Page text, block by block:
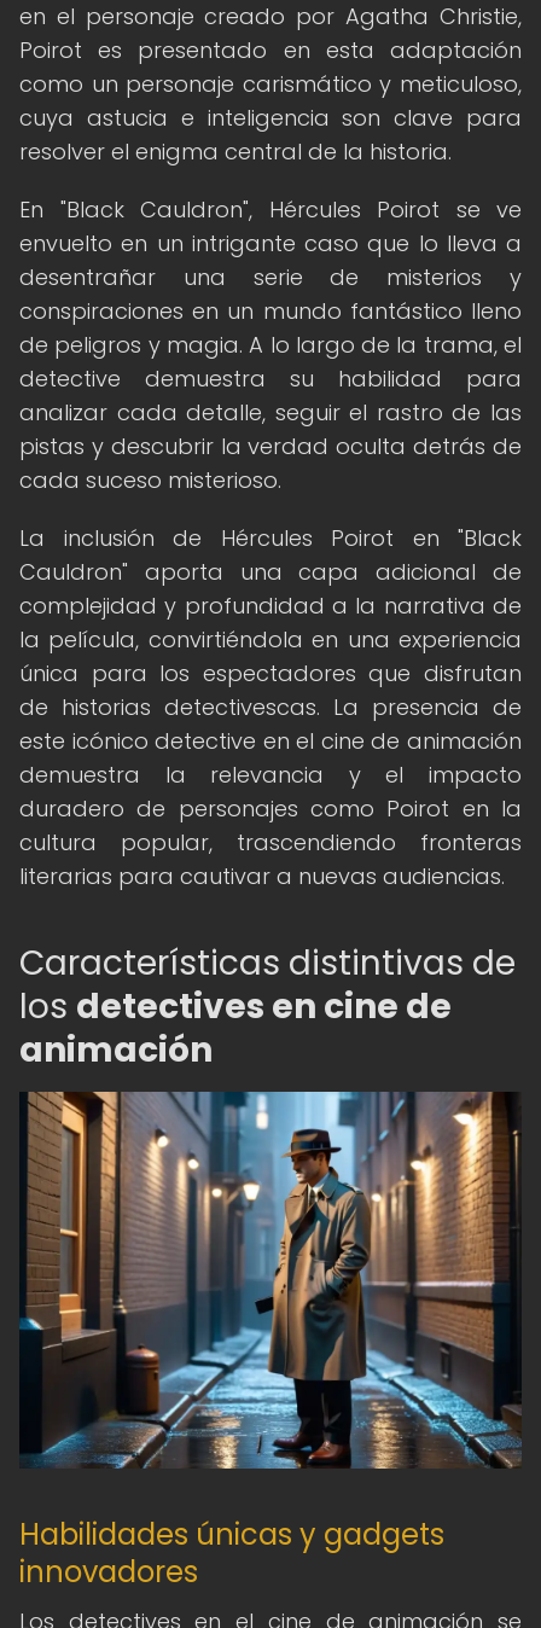
en el personaje creado por Agatha Christie,
Poirot es presentado en esta adaptación
como un personaje carismático y meticuloso,
cuya astucia e inteligencia son clave para
resolver el enigma central de la historia.
En "Black Cauldron", Hércules Poirot se ve
envuelto en un intrigante caso que lo lleva a
desentrañar una serie de misterios y
conspiraciones en un mundo fantástico lleno
de peligros y magia. A lo largo de la trama, el
detective demuestra su habilidad para
analizar cada detalle, seguir el rastro de las
pistas y descubrir la verdad oculta detrás de
cada suceso misterioso.
La inclusión de Hércules Poirot en "Black
Cauldron" aporta una capa adicional de
complejidad y profundidad a la narrativa de
la película, convirtiéndola en una experiencia
única para los espectadores que disfrutan
de historias detectivescas. La presencia de
este icónico detective en el cine de animación
demuestra la relevancia y el impacto
duradero de personajes como Poirot en la
cultura popular, trascendiendo fronteras
literarias para cautivar a nuevas audiencias.
Características distintivas de
los detectives en cine de
animación
Habilidades únicas y gadgets
innovadores
Los detectives en el cine de animación se